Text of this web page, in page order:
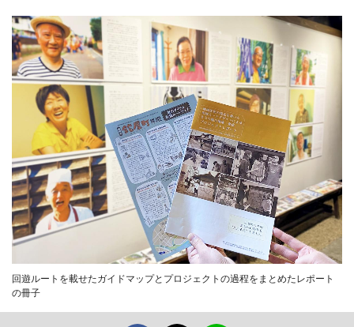
回遊ルートを載せたガイドマップとプロジェクトの過程をまとめたレポート
の冊子